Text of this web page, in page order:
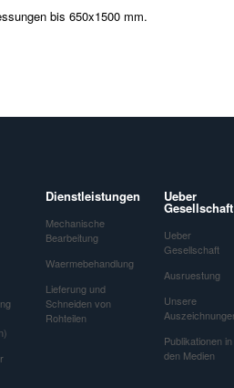
bis 650x1500 mm.
Dienstleistungen
Mechanische
Bearbeitung
Waermebehandlung
Lieferung und
Schneiden von
Rohteilen
Ueber
Gesellschaft
Ueber
Gesellschaft
Ausruestung
Unsere
Publikationen in
den Medien